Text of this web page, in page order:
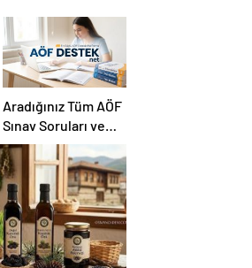
Aradığınız Tüm AÖF
Sınav Soruları ve
Canlı Açıköğretim
Forumu Burada